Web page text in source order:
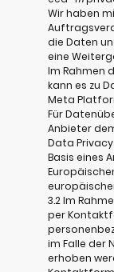
Wir haben
die Daten
eine
Im Rahmen
kann es zu
Meta
Für
Anbieter
Data
Basis eines
3.2 Im
per
im Falle der
erhoben